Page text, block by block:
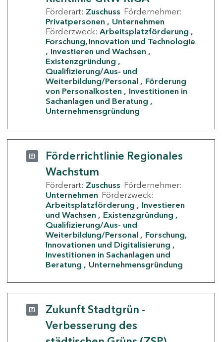
Förderart: Zuschuss Fördernehmer:
Privatpersonen
Unternehmen
Förderzweck: Arbeitsplatzförderung
Forschung, Innovation und Technologie
Investieren und Wachsen
Existenzgründung
Qualifizierung/Aus- und
Weiterbildung/Personal
Förderung
von Personalkosten
Investitionen in
Sachanlagen und Beratung
Unternehmensgründung
Förderrichtlinie Regionales
Wachstum
Förderart: Zuschuss Fördernehmer:
Unternehmen Förderzweck:
Arbeitsplatzförderung
Investieren
und Wachsen
Existenzgründung
Qualifizierung/Aus- und
Weiterbildung/Personal
Forschung,
Innovationen und Digitalisierung
Investitionen in Sachanlagen und
Beratung
Unternehmensgründung
Zukunft Stadtgrün -
Verbesserung des